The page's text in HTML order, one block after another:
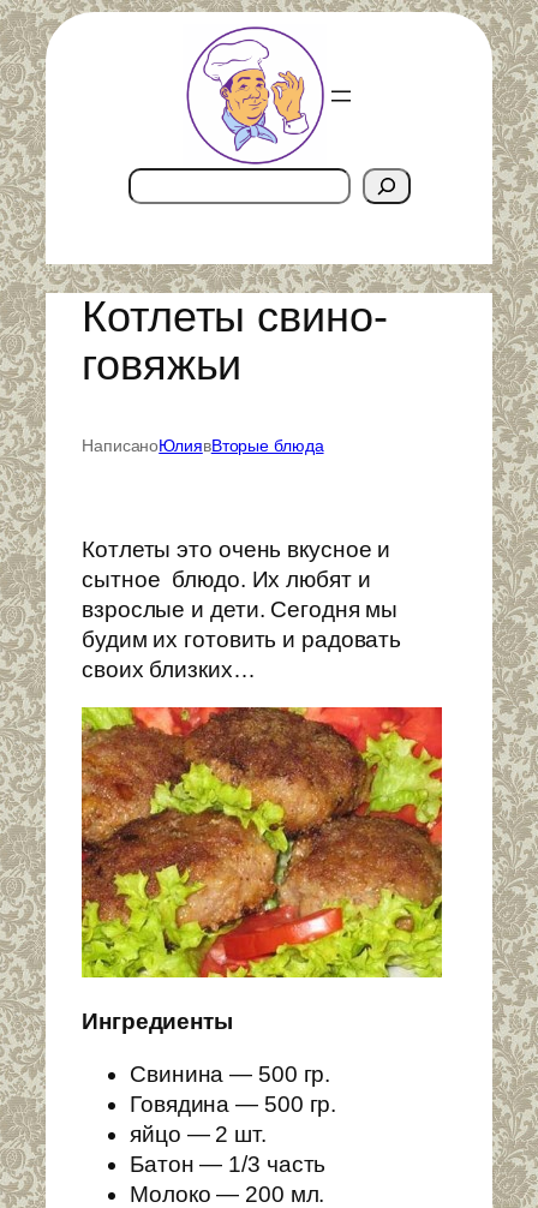
Перейти
к
содержимому
Поиск
Котлеты свино-
говяжьи
НаписаноЮлиявВторые блюда
Котлеты это очень вкусное и
сытное блюдо. Их любят и
взрослые и дети. Сегодня мы
будим их готовить и радовать
своих близких…
Ингредиенты
Свинина — 500 гр.
Говядина — 500 гр.
яйцо — 2 шт.
Батон — 1/3 часть
Молоко — 200 мл.